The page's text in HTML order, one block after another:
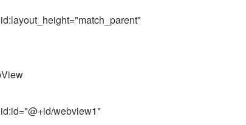
webview1"